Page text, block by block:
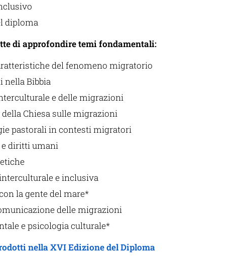
diploma
di approfondire temi fondamentali:
del fenomeno migratorio
nella Bibbia
e delle migrazioni
Chiesa sulle migrazioni
pastorali in contesti migratori
diritti umani
e inclusiva
la gente del mare*
delle migrazioni
e psicologia culturale*
nella XVI Edizione del Diploma